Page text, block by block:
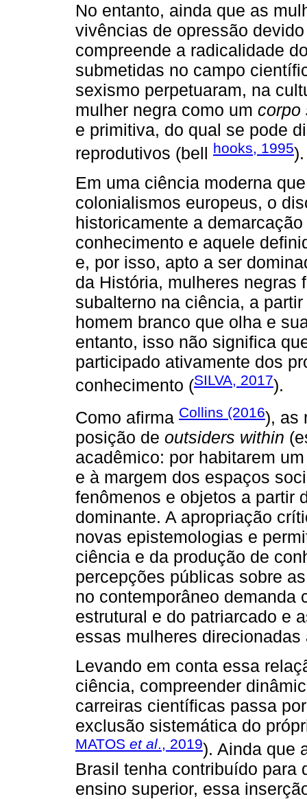
No entanto, ainda que as
vivências de opressão
compreende a radicalidade
submetidas no campo
sexismo perpetuaram, na
mulher negra como um corpo
e primitiva, do qual se pode
reprodutivos (bell hooks, 1995).
Em uma ciência moderna
colonialismos europeus, o
historicamente a
conhecimento e aquele
e, por isso, apto a ser
da História, mulheres negras
subalterno na ciência, a
homem branco que olha e
entanto, isso não significa
participado ativamente dos
conhecimento (SILVA, 2017).
Como afirma Collins (2016), as
posição de outsiders within
acadêmico: por habitarem
e à margem dos espaços
fenômenos e objetos a partir
dominante. A apropriação
novas epistemologias e
ciência e da produção de
percepções públicas sobre
no contemporâneo demanda
estrutural e do patriarcado e
essas mulheres
Levando em conta essa
ciência, compreender
carreiras científicas passa
exclusão sistemática do
MATOS et al ., 2019). Ainda que
Brasil tenha contribuído para
ensino superior, essa